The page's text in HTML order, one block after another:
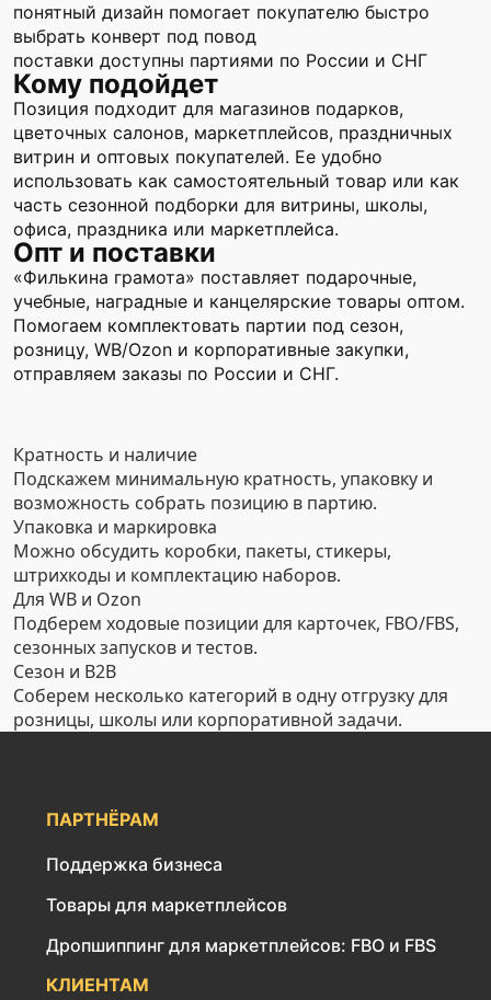
понятный дизайн помогает покупателю быстро
выбрать конверт под повод
поставки доступны партиями по России и СНГ
Кому подойдет
Позиция подходит для магазинов подарков,
цветочных салонов, маркетплейсов, праздничных
витрин и оптовых покупателей. Ее удобно
использовать как самостоятельный товар или как
часть сезонной подборки для витрины, школы,
офиса, праздника или маркетплейса.
Опт и поставки
«Филькина грамота» поставляет подарочные,
учебные, наградные и канцелярские товары оптом.
Помогаем комплектовать партии под сезон,
розницу, WB/Ozon и корпоративные закупки,
отправляем заказы по России и СНГ.
Кратность и наличие
Подскажем минимальную кратность, упаковку и
возможность собрать позицию в партию.
Упаковка и маркировка
Можно обсудить коробки, пакеты, стикеры,
штрихкоды и комплектацию наборов.
Для WB и Ozon
Подберем ходовые позиции для карточек, FBO/FBS,
сезонных запусков и тестов.
Сезон и B2B
Соберем несколько категорий в одну отгрузку для
розницы, школы или корпоративной задачи.
ПАРТНЁРАМ
Поддержка бизнеса
Товары для маркетплейсов
Дропшиппинг для маркетплейсов: FBO и FBS
КЛИЕНТАМ